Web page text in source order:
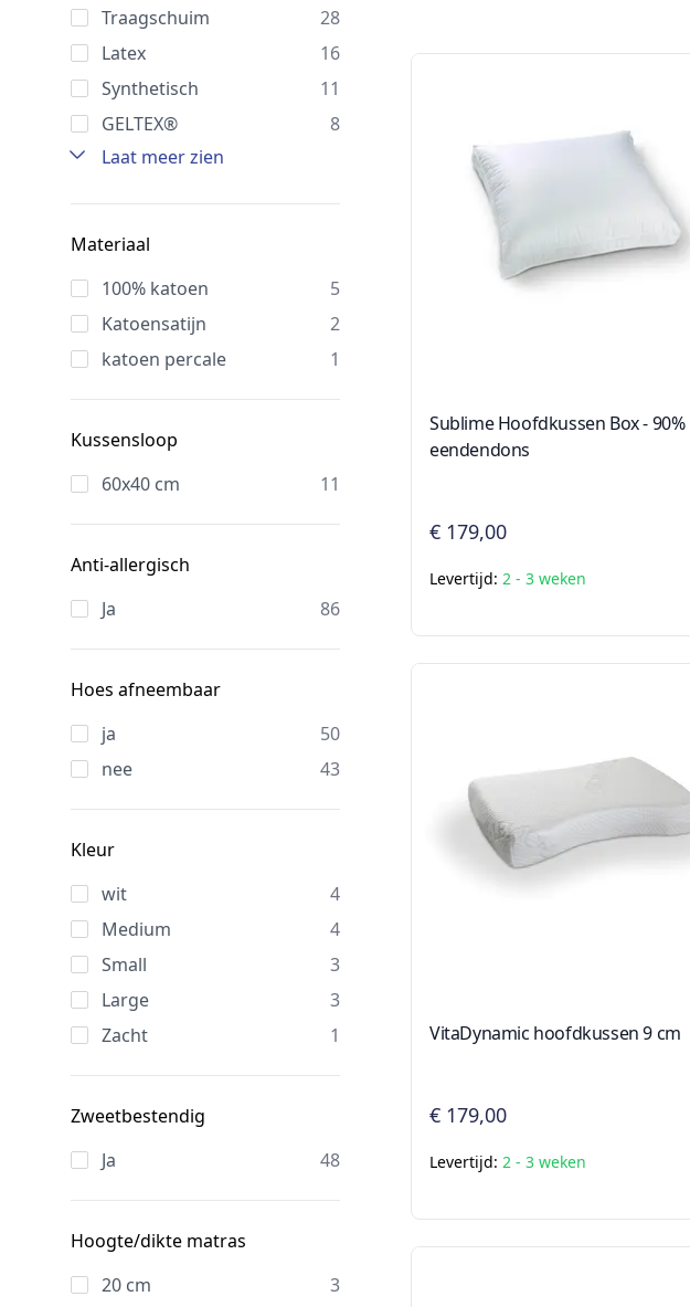
Traagschuim
28
Latex
16
Synthetisch
11
GELTEX®
8
Laat meer zien
Materiaal
100% katoen
5
Katoensatijn
2
katoen percale
1
Kussensloop
60x40 cm
11
Anti-allergisch
Ja
86
Hoes afneembaar
ja
50
nee
43
Kleur
wit
4
Medium
4
Small
3
Large
3
Zacht
1
Zweetbestendig
Ja
48
Hoogte/dikte matras
20 cm
3
Sublime Hoofdkussen Box - 90%
eendendons
€ 179,00
Levertijd: 2 - 3 weken
VitaDynamic hoofdkussen 9 cm
€ 179,00
Levertijd: 2 - 3 weken